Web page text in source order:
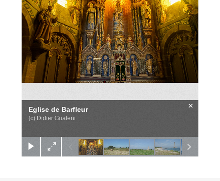
Eglise de Barfleur
(c) Didier Gualeni
×